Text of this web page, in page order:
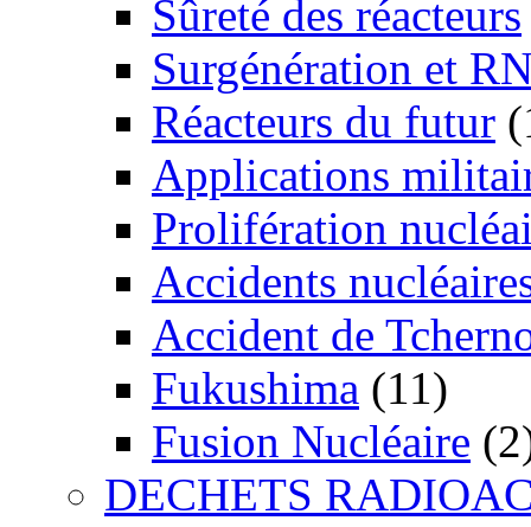
Sûreté des réacteurs
Surgénération et
Réacteurs du futur
Applications
Prolifération
Accidents
Accident de
Fukushima (11)
Fusion Nucléaire
DECHETS